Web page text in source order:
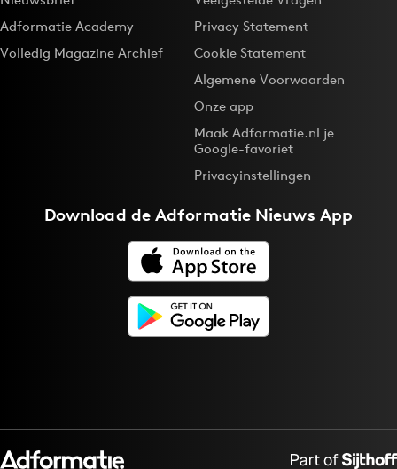
Adformatie Academy
Volledig Magazine Archief
Privacy Statement
Cookie Statement
Algemene Voorwaarden
Onze app
Maak Adformatie.nl je
Google-favoriet
Privacyinstellingen
Download deAdformatie Nieuws App